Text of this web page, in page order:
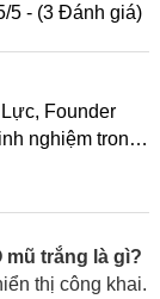
5 - (3 Đánh giá)
Founder
nghiệm trong
và chia sẻ
mũ trắng là gì?
thị công khai.